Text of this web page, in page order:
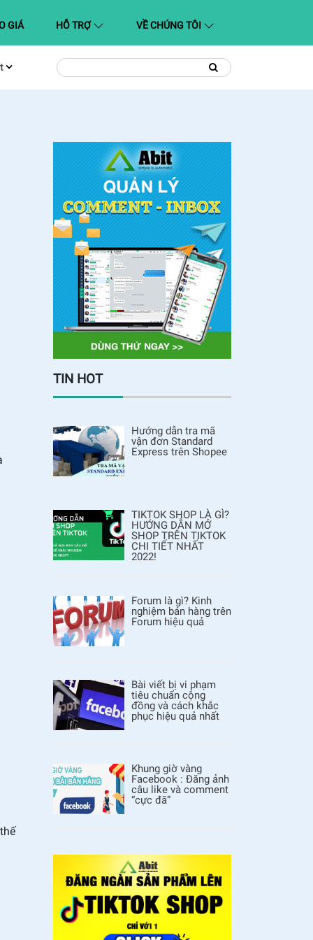
GIÁ HỖ TRỢ VỀ CHÚNG TÔI
Tìm
kiếm:
Tìm
kiếm
TIN HOT
Hướng dẫn tra mã
vận đơn Standard
Express trên Shopee
TIKTOK SHOP LÀ GÌ?
HƯỚNG DẪN MỞ
SHOP TRÊN TIKTOK
CHI TIẾT NHẤT
2022!
Forum là gì? Kinh
nghiệm bán hàng trên
Forum hiệu quả
Bài viết bị vi phạm
tiêu chuẩn cộng
đồng và cách khắc
phục hiệu quả nhất
Khung giờ vàng
Facebook : Đăng ảnh
câu like và comment
“cực đã”